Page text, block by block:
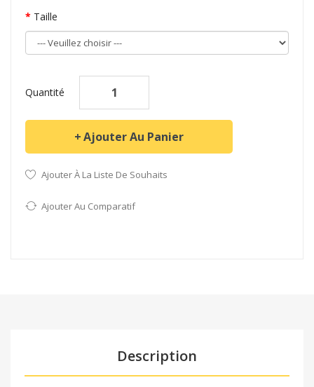
Taille
Quantité
Ajouter Au Panier
Ajouter À La Liste De Souhaits
Ajouter Au Comparatif
Description